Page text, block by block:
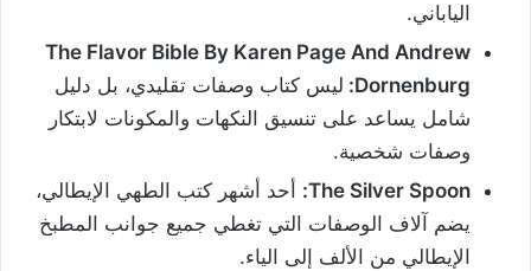
الياباني.
The Flavor Bible By Karen Page And Andrew
Dornenburg: ليس كتاب وصفات تقليدي، بل دليل
شامل يساعد على تنسيق النكهات والمكونات لابتكار
وصفات شخصية.
The Silver Spoon:
أحد أشهر كتب الطهي الإيطالي،
يضم آلاف الوصفات التي تغطي جميع جوانب المطبخ
الإيطالي من الألف إلى الياء.